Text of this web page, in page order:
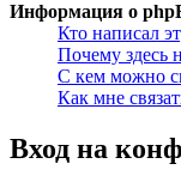
Информация о
Кто написал
Почему здесь
С кем можно
Как мне
Вход на